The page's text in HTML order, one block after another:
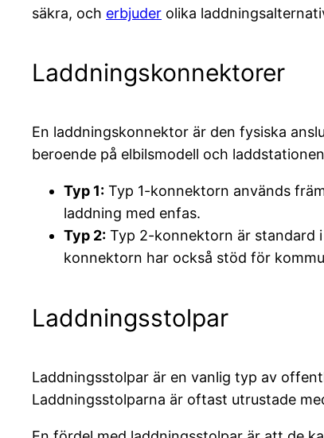
säkra, och erbjuder olika
Laddningskonnektorer
En laddningskonnektor är den fysiska
beroende på elbilsmodell och
Typ 1: Typ 1-konnektorn används
laddning med enfas.
Typ 2: Typ 2-konnektorn är standard
konnektorn har också stöd för
Laddningsstolpar
Laddningsstolpar är en vanlig typ av
Laddningsstolparna är oftast utrustade